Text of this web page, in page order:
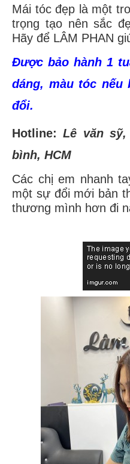
Mái tóc đẹp là một
trọng tạo nên sắc
Hãy để LÂM PHAN
Được bảo hành 1
dáng, màu tóc nếu
đổi.
Hotline:Lê văn sỹ,
bình, HCM
Các chị em nhanh
một sự đổi mới bản
thương mình hơn đi